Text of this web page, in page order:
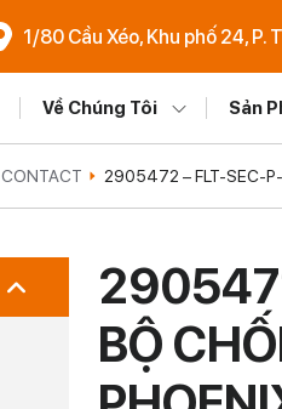
1/80 Cầu Xéo, Khu phố 24, P.
Về Chúng Tôi Sản
2905472 – FLT-SEC-
BỘ